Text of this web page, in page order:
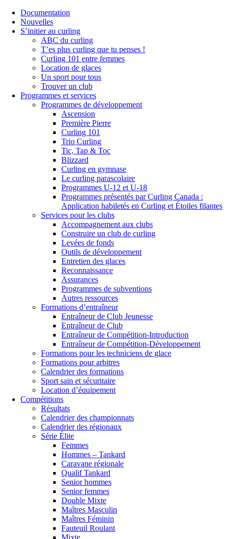
Documentation
Nouvelles
S’initier au curling
ABC du curling
T’es plus curling que tu penses !
Curling 101 entre femmes
Location de glaces
Un sport pour tous
Trouver un club
Programmes et services
Programmes de développement
Ascension
Première Pierre
Curling 101
Trio Curling
Tic, Tap & Toc
Blizzard
Curling en gymnase
Le curling parascolaire
Programmes U-12 et U-18
Programmes présentés par Curling Canada :
Application habiletés en Curling et Étoiles filantes
Services pour les clubs
Accompagnement aux clubs
Construire un club de curling
Levées de fonds
Outils de développement
Entretien des glaces
Reconnaissance
Assurances
Programmes de subventions
Autres ressources
Formations d’entraîneur
Entraîneur de Club Jeunesse
Entraîneur de Club
Entraîneur de Compétition-Introduction
Entraîneur de Compétition-Développement
Formations pour les techniciens de glace
Formations pour arbitres
Calendrier des formations
Sport sain et sécuritaire
Location d’équipement
Compétitions
Résultats
Calendrier des championnats
Calendrier des régionaux
Série Élite
Femmes
Hommes – Tankard
Caravane régionale
Qualif Tankard
Senior hommes
Senior femmes
Double Mixte
Maîtres Masculin
Maîtres Féminin
Fauteuil Roulant
Mixte